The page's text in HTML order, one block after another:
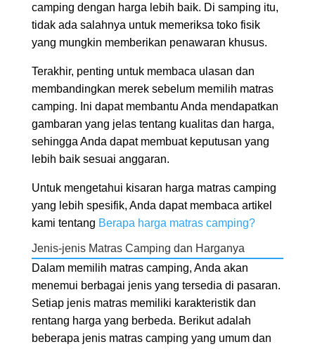
camping dengan harga lebih baik. Di samping itu,
tidak ada salahnya untuk memeriksa toko fisik
yang mungkin memberikan penawaran khusus.
Terakhir, penting untuk membaca ulasan dan
membandingkan merek sebelum memilih matras
camping. Ini dapat membantu Anda mendapatkan
gambaran yang jelas tentang kualitas dan harga,
sehingga Anda dapat membuat keputusan yang
lebih baik sesuai anggaran.
Untuk mengetahui kisaran harga matras camping
yang lebih spesifik, Anda dapat membaca artikel
kami tentang Berapa harga matras camping?
Jenis-jenis Matras Camping dan Harganya
Dalam memilih matras camping, Anda akan
menemui berbagai jenis yang tersedia di pasaran.
Setiap jenis matras memiliki karakteristik dan
rentang harga yang berbeda. Berikut adalah
beberapa jenis matras camping yang umum dan